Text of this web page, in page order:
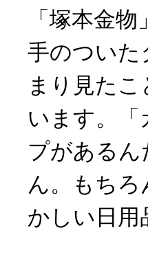
「塚本金
手のつい
まり見た
います。
プがある
ん。もち
かしい日用